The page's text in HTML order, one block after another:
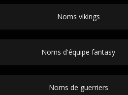
Noms vikings
Noms d'équipe fantasy
Noms de guerriers